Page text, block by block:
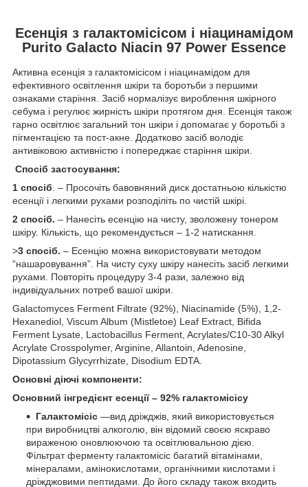
Есенція з галактомісісом і ніацинамідом
Purito Galacto Niacin 97 Power Essence
Активна есенція з галактомісісом і ніацинамідом для
ефективного освітлення шкіри та боротьби з першими
ознаками старіння. Засіб нормалізує вироблення шкірного
себума і регулює жирність шкіри протягом дня. Есенція також
гарно освітлює загальний тон шкіри і допомагає у боротьбі з
пігментацією та пост-акне. Додатково засіб володіє
антивіковою активністю і попереджає старіння шкіри.
Спосіб застосування:
1 спосіб . – Просочіть бавовняний диск достатньою кількістю
есенції і легкими рухами розподіліть по чистій шкірі.
2 спосіб. – Нанесіть есенцію на чисту, зволожену тонером
шкіру. Кількість, що рекомендується – 1-2 натискання.
>3 спосіб. – Есенцію можна використовувати методом
“нашаровування”. На чисту суху шкіру нанесіть засіб легкими
рухами. Повторіть процедуру 3-4 рази, залежно від
індивідуальних потреб вашої шкіри.
Galactomyces Ferment Filtrate (92%), Niacinamide (5%), 1,2-
Hexanediol, Viscum Album (Mistletoe) Leaf Extract, Bifida
Ferment Lysate, Lactobacillus Ferment, Acrylates/C10-30 Alkyl
Acrylate Crosspolymer, Arginine, Allantoin, Adenosine,
Dipotassium Glycyrrhizate, Disodium EDTA.
Основні діючі компоненти:
Основний інгредієнт есенції – 92% галактомісісу
Галактомісіс —вид дріжджів, який використовується
при виробництві алкоголю, він відомий своєю яскраво
вираженою оновлюючою та освітлювальною дією.
Фільтрат ферменту галактомісіс багатий вітамінами,
мінералами, амінокислотами, органічними кислотами і
дріжджовими пептидами. До його складу також входить